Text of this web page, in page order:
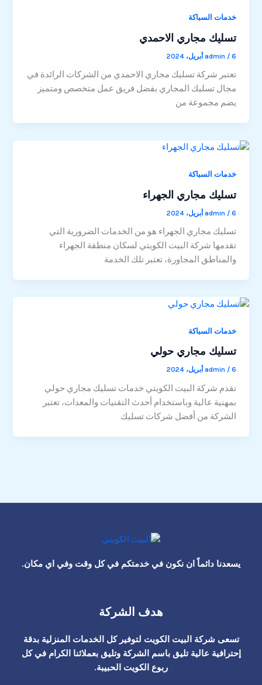
خدمات السباكة
تسليك مجاري الاحمدي
admin / 6 أبريل، 2024
تعتبر شركة تسليك مجاري الاحمدي من الشركات الرائدة في
مجال تسليك المجاري بفضل فريق عمل متخصص ومتميز
يضم مجموعة من
خدمات السباكة
تسليك مجاري الجهراء
admin / 6 أبريل، 2024
تسليك مجاري الجهراء هو من الخدمات الضرورية التي
تقدمها شركة البيت الكويتي لسكان منطقة الجهراء
والمناطق المجاورة، تعتبر تلك الخدمة
خدمات السباكة
تسليك مجاري حولي
admin / 6 أبريل، 2024
تقدم شركة البيت الكويتي خدمات تسليك مجاري حولي
بمهنية عالية وباستخدام أحدث التقنيات والمعدات، تعتبر
الشركة من أفضل شركات تسليك
يسعدنا دائماً ان نكون في خدمتكم في كل وقت وفي اي مكان.
هدف الشركة
تسعى شركة البيت الكويت لتوفير كل الخدمات المنزلية بدقة
إحترافية عالية تليق باسم الشركة وتليق بعملائنا الكرام في كل
ربوع الكويت الحبيبة.